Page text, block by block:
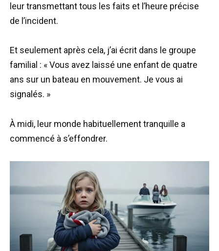
leur transmettant tous les faits et l’heure précise
de l’incident.
Et seulement après cela, j’ai écrit dans le groupe
familial : « Vous avez laissé une enfant de quatre
ans sur un bateau en mouvement. Je vous ai
signalés. »
À midi, leur monde habituellement tranquille a
commencé à s’effondrer.